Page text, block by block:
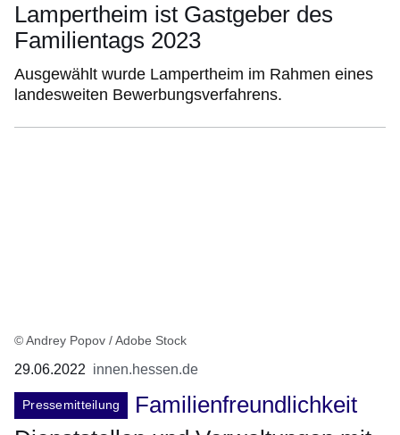
Lampertheim ist Gastgeber des
Familientags 2023
Ausgewählt wurde Lampertheim im Rahmen eines
landesweiten Bewerbungsverfahrens.
© Andrey Popov / Adobe Stock
29.06.2022 innen.hessen.de
Pressemitteilung
Familienfreundlichkeit